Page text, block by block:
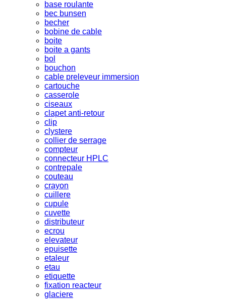
base roulante
bec bunsen
becher
bobine de cable
boite
boite a gants
bol
bouchon
cable preleveur immersion
cartouche
casserole
ciseaux
clapet anti-retour
clip
clystere
collier de serrage
compteur
connecteur HPLC
contrepale
couteau
crayon
cuillere
cupule
cuvette
distributeur
ecrou
elevateur
epuisette
etaleur
etau
etiquette
fixation reacteur
glaciere